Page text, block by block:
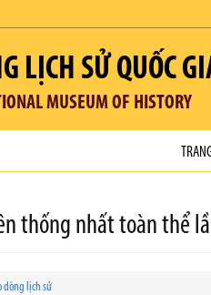
LỊCH SỬ QUỐC
MUSEUM OF HISTORY
thống nhất toàn thể
dòng lịch sử